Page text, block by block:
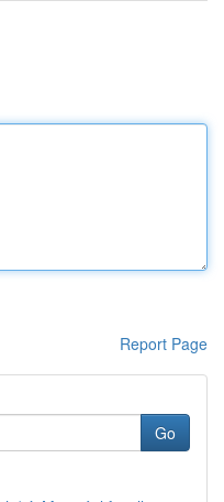
Report Page
Go